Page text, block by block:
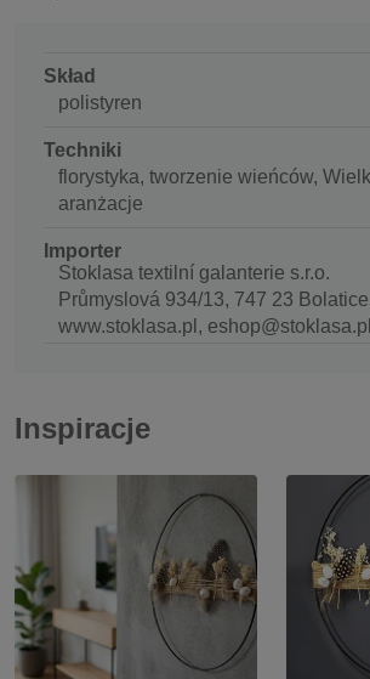
Skład
polistyren
Techniki
florystyka, tworzenie wieńców,
aranżacje
Importer
Stoklasa textilní galanterie s.r.o.
Průmyslová 934/13, 747 23
www.stoklasa.pl, eshop@stoklasa.pl
Inspiracje